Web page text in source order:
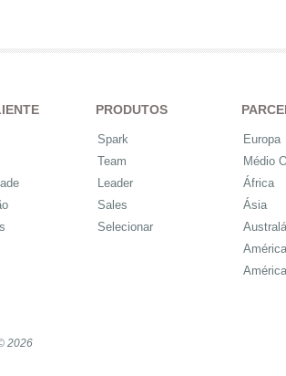
PRODUTOS
Spark
Team
Leader
Sales
Selecionar
Europa
Médio
África
Ásia
2026